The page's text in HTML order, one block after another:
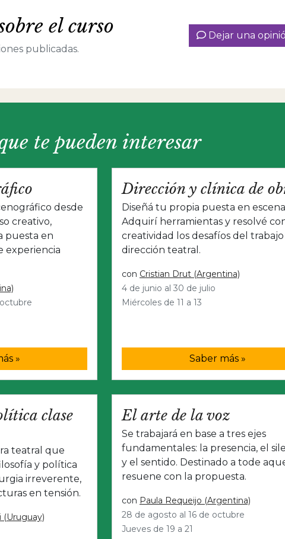
el curso
publicadas.
Dejar una
te pueden interesar
desde
creativo,
puesta en
experiencia
»
Dirección y clínica de
Diseñá tu propia puesta en
Adquirí herramientas y resolvé
creatividad los desafíos del
dirección teatral.
con Cristian Drut (Argentina)
4 de junio al 30 de julio
Miércoles de 11 a 13
Saber más »
clase
teatral que
y política
irreverente,
en tensión.
El arte de la voz
Se trabajará en base a tres ejes
fundamentales: la presencia, el
y el sentido. Destinado a tode
resuene con la propuesta.
con Paula Requeijo (Argentina)
28 de agosto al 16 de octubre
Jueves de 19 a 21